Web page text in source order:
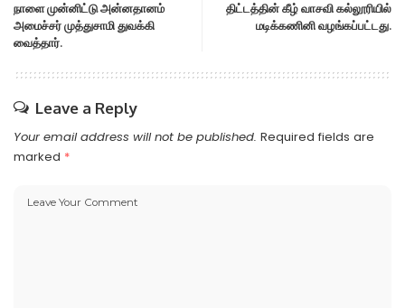
நாளை முன்னிட்டு அன்னதானம்
அமைச்சர் முத்துசாமி துவக்கி
வைத்தார்.
திட்டத்தின் கீழ் வாசவி கல்லூரியில்
மடிக்கணினி வழங்கப்பட்டது.
Leave a Reply
Your email address will not be published. Required fields are
marked *